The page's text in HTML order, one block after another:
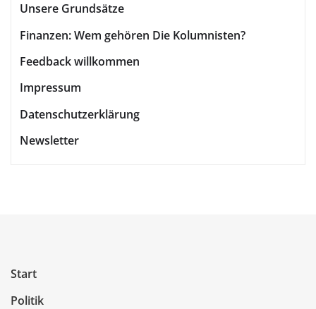
Unsere Grundsätze
Finanzen: Wem gehören Die Kolumnisten?
Feedback willkommen
Impressum
Datenschutzerklärung
Newsletter
Start
Politik